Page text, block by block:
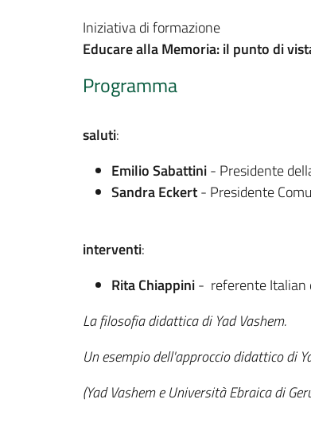
Iniziativa di formazione
Educare alla Memoria: il punto di
Programma
saluti:
Emilio Sabattini- Presidente
Sandra Eckert- Presidente
interventi:
Rita Chiappini- referente Italian
La filosofia didattica di Yad Vashem.
Un esempio dell'approccio didattico di
(Yad Vashem e Università Ebraica di